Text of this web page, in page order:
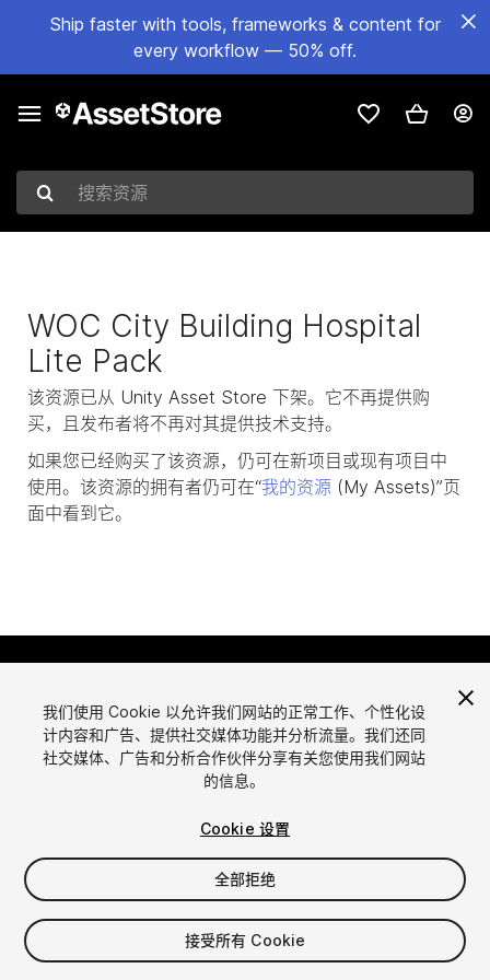
Ship faster with tools, frameworks & content for
every workflow — 50% off.
搜索资源
WOC City Building Hospital
Lite Pack
该资源已从 Unity Asset Store 下架。它不再提供购
买，且发布者将不再对其提供技术支持。
如果您已经购买了该资源，仍可在新项目或现有项目中
使用。该资源的拥有者仍可在“我的资源 (My Assets)”页
面中看到它。
简体中文
한국어
通过Unity出售资源
出售资源
资源上传指南
资源商店工具
常见问题
我们使用 Cookie 以允许我们网站的正常工作、个性化设
计内容和广告、提供社交媒体功能并分析流量。我们还同
社交媒体、广告和分析合作伙伴分享有关您使用我们网站
的信息。
Cookie 设置
全部拒绝
接受所有 Cookie